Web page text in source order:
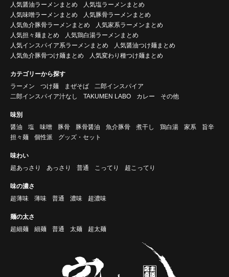
人気醤油ラーメンまとめ
人気塩ラーメンまとめ
人気味噌ラーメンまとめ
人気豚骨ラーメンまとめ
人気魚介豚骨ラーメンまとめ
人気家系ラーメンまとめ
人気担々麺まとめ
人気鶏白湯ラーメンまとめ
人気インスパイア系ラーメンまとめ
人気醤油つけ麺まとめ
人気魚介豚骨つけ麺まとめ
人気変わり種つけ麺まとめ
カテゴリーから探す
ラーメン
つけ麺 まぜそば
二郎インスパイア
二郎インスパイア汁なし
TAKUMEN LABO カレー その他
味別
醤油
塩 味噌 豚骨 豚骨醤油 魚介豚骨 煮干し 鶏白湯 家系
旨辛
担々麺
個性派 グッズ・セット
味わい
超あっさり
あっさり 普通 こってり 超こってり
味の濃さ
超薄味
薄味 普通 濃味 超濃味
麺の太さ
超細麺
細麺 普通 太麺 超太麺